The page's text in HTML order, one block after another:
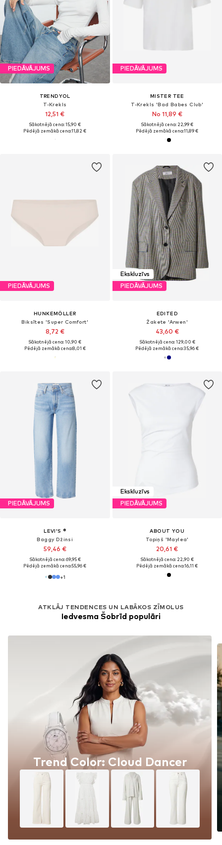
PIEDĀVĀJUMS
TRENDYOL
T-Krekls
12,51 €
Sākotnējā cena: 15,90 €
Pēdējā zemākā cena:11,82 €
PIEDĀVĀJUMS
MISTER TEE
T-Krekls 'Bad Babes Club'
No 11,89 €
Sākotnējā cena: 22,99 €
Pēdējā zemākā cena:11,89 €
PIEDĀVĀJUMS
HUNKEMÖLLER
Biksītes 'Super Comfort'
8,72 €
Sākotnējā cena: 10,90 €
Pēdējā zemākā cena:8,01 €
Ekskluzīvs
PIEDĀVĀJUMS
EDITED
Žakete 'Arwen'
43,60 €
Sākotnējā cena: 129,00 €
Pēdējā zemākā cena:35,96 €
PIEDĀVĀJUMS
LEVI'S ®
Baggy Džinsi
59,46 €
Sākotnējā cena: 69,95 €
Pēdējā zemākā cena:55,96 €
+1
Ekskluzīvs
PIEDĀVĀJUMS
ABOUT YOU
Topiņš 'Maylea'
20,61 €
Sākotnējā cena: 22,90 €
Pēdējā zemākā cena:16,11 €
ATKLĀJ TENDENCES UN LABĀKOS ZĪMOLUS
Iedvesma Šobrīd populāri
Trend Color: Cloud Dancer